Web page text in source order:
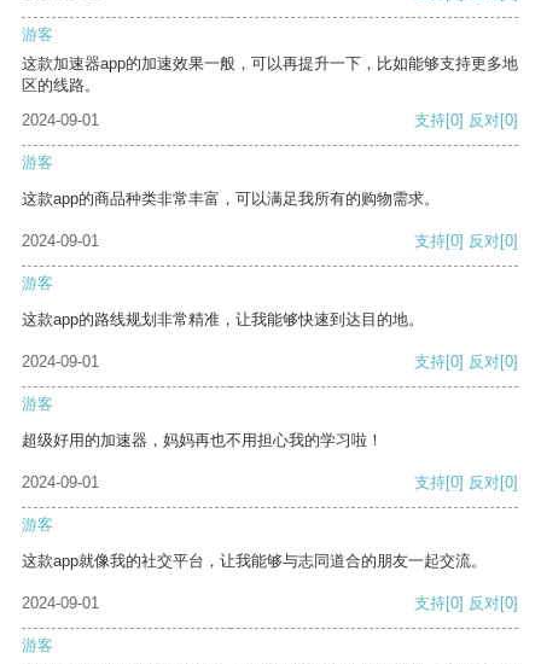
游客
这款加速器app的加速效果一般，可以再提升一下，比如能够支持更多地
区的线路。
2024-09-01
支持[0] 反对[0]
游客
这款app的商品种类非常丰富，可以满足我所有的购物需求。
2024-09-01 支持[0] 反对[0]
游客
这款app的路线规划非常精准，让我能够快速到达目的地。
2024-09-01 支持[0] 反对[0]
游客
超级好用的加速器，妈妈再也不用担心我的学习啦！
2024-09-01 支持[0] 反对[0]
游客
这款app就像我的社交平台，让我能够与志同道合的朋友一起交流。
2024-09-01 支持[0] 反对[0]
游客